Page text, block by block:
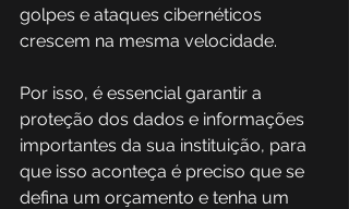
golpes e ataques cibernéticos
crescem na mesma velocidade.
Por isso, é essencial garantir a
proteção dos dados e informações
importantes da sua instituição, para
que isso aconteça é preciso que se
defina um orçamento e tenha um